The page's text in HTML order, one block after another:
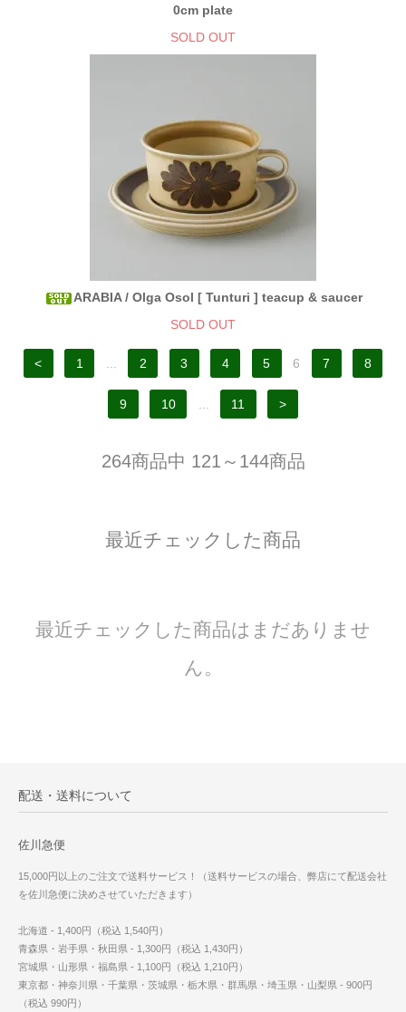
0cm plate
SOLD OUT
ARABIA / Olga Osol [ Tunturi ] teacup & saucer
SOLD OUT
< 1 2 3 4 5 6 7 8
9 10 11 >
264商品中 121～144商品
最近チェックした商品
最近チェックした商品はまだありませ
ん。
配送・送料について
佐川急便
15,000円以上のご注文で送料サービス！（送料サービスの場合、弊店にて配送会社
を佐川急便に決めさせていただきます）
北海道 - 1,400円（税込 1,540円）
青森県・岩手県・秋田県 - 1,300円（税込 1,430円）
宮城県・山形県・福島県 - 1,100円（税込 1,210円）
東京都・神奈川県・千葉県・茨城県・栃木県・群馬県・埼玉県・山梨県 - 900円
（税込 990円）